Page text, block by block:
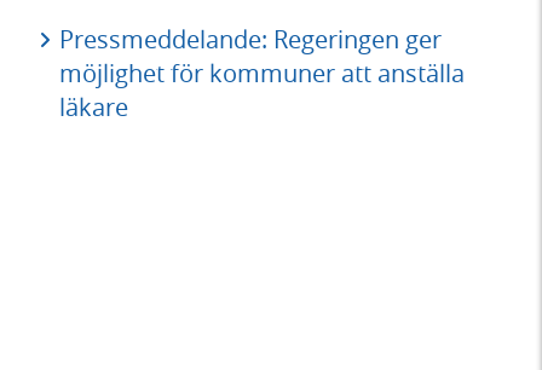
Pressmeddelande: Regeringen ger
möjlighet för kommuner att anställa
läkare